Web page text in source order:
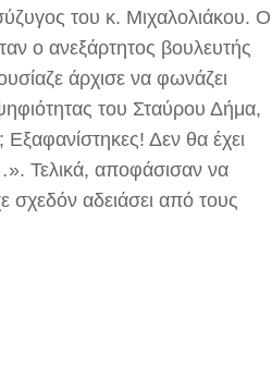
του κ. Μιχαλολιάκου. Ο
ο ανεξάρτητος βουλευτής
άρχισε να φωνάζει
του Σταύρου Δήμα,
Δεν θα έχει
Τελικά, αποφάσισαν να
σχεδόν αδειάσει από τους